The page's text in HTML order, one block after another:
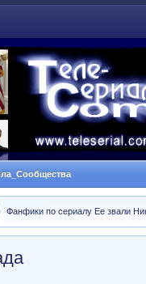
Фанфики по сериалу Ее звали